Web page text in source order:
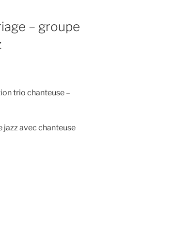
– groupe
trio chanteuse –
avec chanteuse